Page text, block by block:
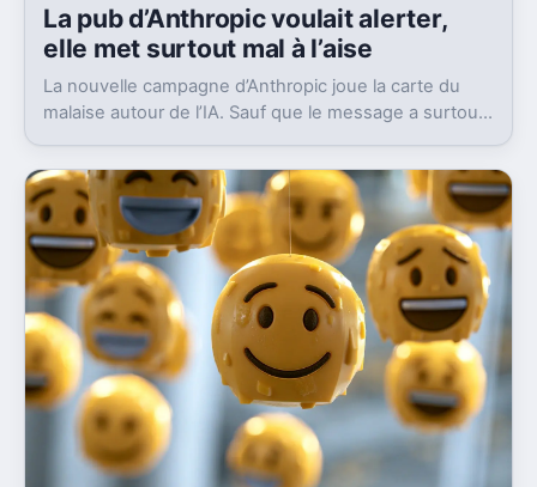
La pub d’Anthropic voulait alerter,
elle met surtout mal à l’aise
La nouvelle campagne d’Anthropic joue la carte du
malaise autour de l’IA. Sauf que le message a surtout